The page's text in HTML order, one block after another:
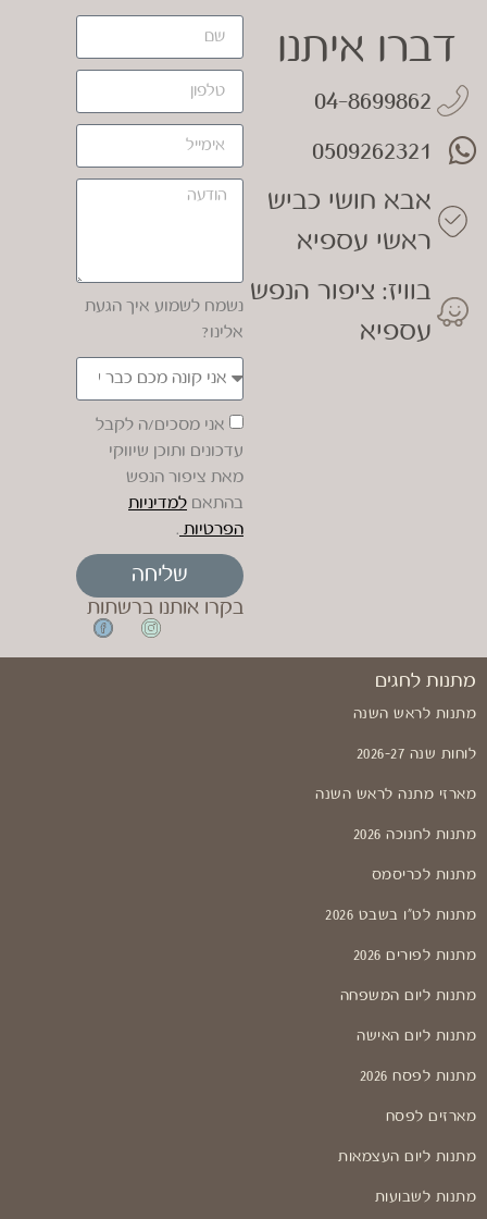
דברו איתנו
04-8699862
0509262321
אבא חושי כביש
ראשי עספיא
בוויז: ציפור הנפש
עספיא
נשמח לשמוע איך הגעת
אלינו?
אני מסכים/ה לקבל
עדכונים ותוכן שיווקי
מאת ציפור הנפש
בהתאם למדיניות
הפרטיות .
שליחה
בקרו אותנו ברשתות
מתנות לחגים
מתנות לראש השנה
לוחות שנה 2026-27
מארזי מתנה לראש השנה
מתנות לחנוכה 2026
מתנות לכריסמס
מתנות לט"ו בשבט 2026
מתנות לפורים 2026
מתנות ליום המשפחה
מתנות ליום האישה
מתנות לפסח 2026
מארזים לפסח
מתנות ליום העצמאות
מתנות לשבועות